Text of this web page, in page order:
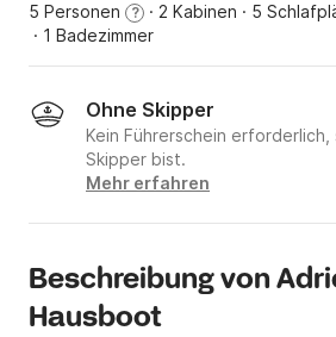
5 Personen ? · 2 Kabinen · 5
· 1 Badezimmer
Ohne Skipper
Kein Führerschein
Skipper bist.
Mehr erfahren
Beschreibung von
Hausboot